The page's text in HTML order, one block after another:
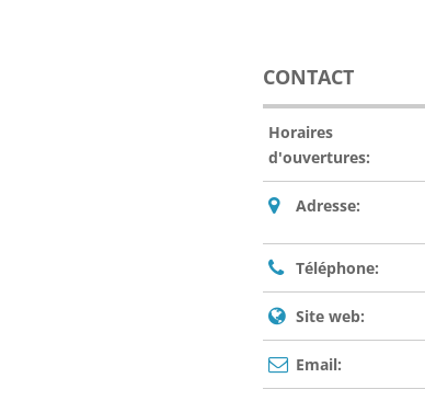
CONTACT
Horaires
d'ouvertures:
Adresse:
Téléphone:
Site web:
Email: